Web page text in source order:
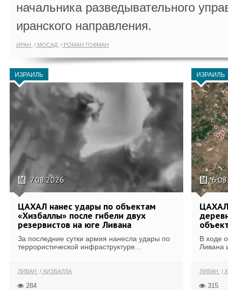
начальника разведывательного
иранского направления.
ИРАН МОСАД РОМАН ГОФМАН
ИЗРАИЛЬ
7.08.2026
ЦАХАЛ нанес удары по объектам
«Хизбаллы» после гибели двух
резервистов на юге Ливана
За последние сутки армия нанесла удары по
террористической инфраструктуре...
ЛИВАН ХИЗБАЛЛА
284
ИЗРАИЛЬ
В ходе
Ливана
ЛИВАН
315